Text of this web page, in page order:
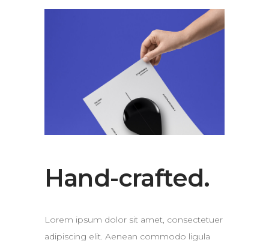
Hand-crafted.
Lorem ipsum dolor sit amet, consectetuer
adipiscing elit. Aenean commodo ligula